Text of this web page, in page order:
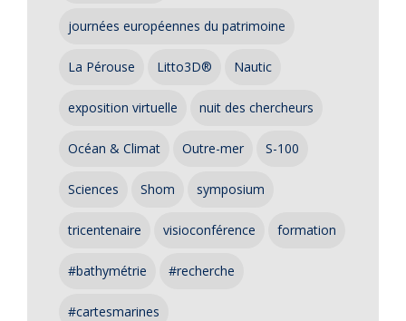
journées européennes du patrimoine
La Pérouse Litto3D® Nautic
exposition virtuelle nuit des chercheurs
Océan & Climat Outre-mer S-100
Sciences Shom symposium
tricentenaire visioconférence formation
#bathymétrie #recherche
#cartesmarines